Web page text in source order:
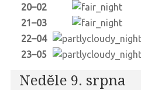
20–02
21–03
22–04
23–05
Neděle 9. srpna